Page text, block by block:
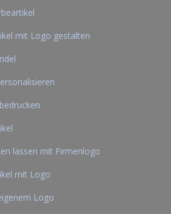
mit Logo gestalten
lassen mit Firmenlogo
mit Logo
Logo